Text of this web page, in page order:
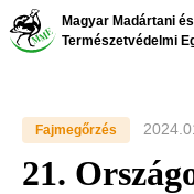
Ugrás
Magyar Madártani és
Természetvédelmi
Fajmegőrzés
21.